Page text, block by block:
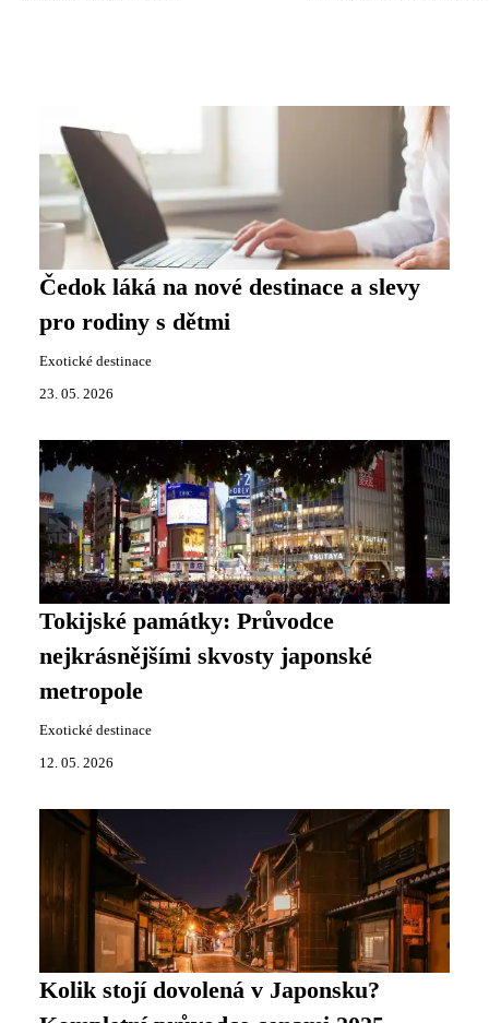
Čedok láká na nové destinace a slevy
pro rodiny s dětmi
Exotické destinace
23. 05. 2026
Tokijské památky: Průvodce
nejkrásnějšími skvosty japonské
metropole
Exotické destinace
12. 05. 2026
Kolik stojí dovolená v Japonsku?